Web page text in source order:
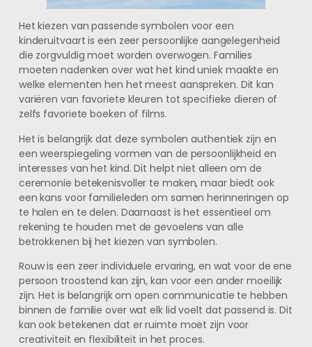
Het kiezen van passende symbolen voor een
kinderuitvaart is een zeer persoonlijke aangelegenheid
die zorgvuldig moet worden overwogen. Families
moeten nadenken over wat het kind uniek maakte en
welke elementen hen het meest aanspreken. Dit kan
variëren van favoriete kleuren tot specifieke dieren of
zelfs favoriete boeken of films.
Het is belangrijk dat deze symbolen authentiek zijn en
een weerspiegeling vormen van de persoonlijkheid en
interesses van het kind. Dit helpt niet alleen om de
ceremonie betekenisvoller te maken, maar biedt ook
een kans voor familieleden om samen herinneringen op
te halen en te delen. Daarnaast is het essentieel om
rekening te houden met de gevoelens van alle
betrokkenen bij het kiezen van symbolen.
Rouw is een zeer individuele ervaring, en wat voor de ene
persoon troostend kan zijn, kan voor een ander moeilijk
zijn. Het is belangrijk om open communicatie te hebben
binnen de familie over wat elk lid voelt dat passend is. Dit
kan ook betekenen dat er ruimte moet zijn voor
creativiteit en flexibiliteit in het proces.